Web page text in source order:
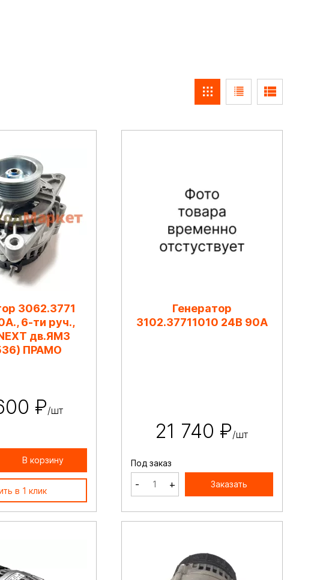
3062.3771
6-ти руч.,
дв.ЯМЗ
ПРАМО
₽/шт
В корзину
в 1 клик
Генератор
3102.37711010 24В 90А
21 740 ₽/шт
Под заказ
- + Заказать